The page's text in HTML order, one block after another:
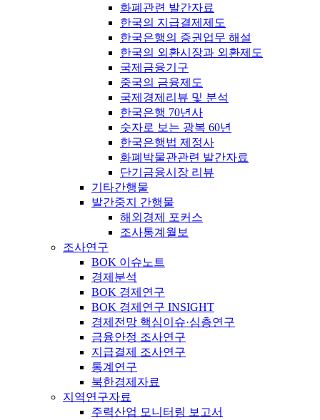
화폐관련 발간자료
한국의 지급결제제도
한국은행의 증권업무 해설
한국의 외환시장과 외환제도
국제금융기구
중국의 금융제도
국제경제리뷰 및 분석
한국은행 70년사
숫자로 보는 광복 60년
한국은행법 제정사
화폐박물관관련 발간자료
단기금융시장 리뷰
기타간행물
발간중지 간행물
해외경제 포커스
조사통계월보
조사연구
BOK 이슈노트
경제분석
BOK 경제연구
BOK 경제연구 INSIGHT
경제전망 핵심이슈·심층연구
금융안정 조사연구
지급결제 조사연구
통계연구
북한경제자료
지역연구자료
주력산업 모니터링 보고서